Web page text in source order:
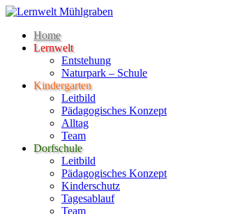
Home
Lernwelt
Entstehung
Naturpark – Schule
Kindergarten
Leitbild
Pädagogisches Konzept
Alltag
Team
Dorfschule
Leitbild
Pädagogisches Konzept
Kinderschutz
Tagesablauf
Team